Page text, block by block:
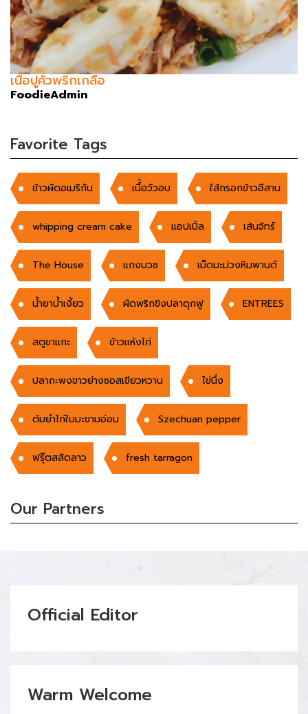
เนื้อปูคั่วพริกเกลือ
FoodieAdmin
Favorite Tags
ข้าวผัดอเมริกัน เนื้้อวัวอบ ใส้กรอกข้าวอีสาน
whipping cream cake แอปเปิ้ล เส้นจัทร์
The House แกงบวช เม็ดมะม่วงหิมพานต์
น้ำยาน้ำเงี้ยว ผัดพริกขิงปลาดุกฟู ENTREES
สตูขาแกะ ข้าวแห้งไก่
ปลากะพงขาวย่างซอสเขียวหวาน ไข่นึ่ง
ต้มยำไก่ใบมะขามอ่อน Szechuan pepper
ฟรุ๊ตสลัดลาว fresh tarragon
Our Partners
Official Editor
Warm Welcome